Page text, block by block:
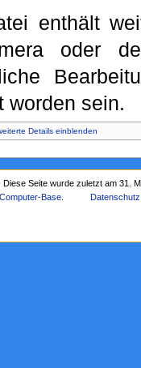
enthält
oder
worden sein.
Details einblenden
Diese Seite wurde zuletzt am 31.
Computer-Base Datenschutz